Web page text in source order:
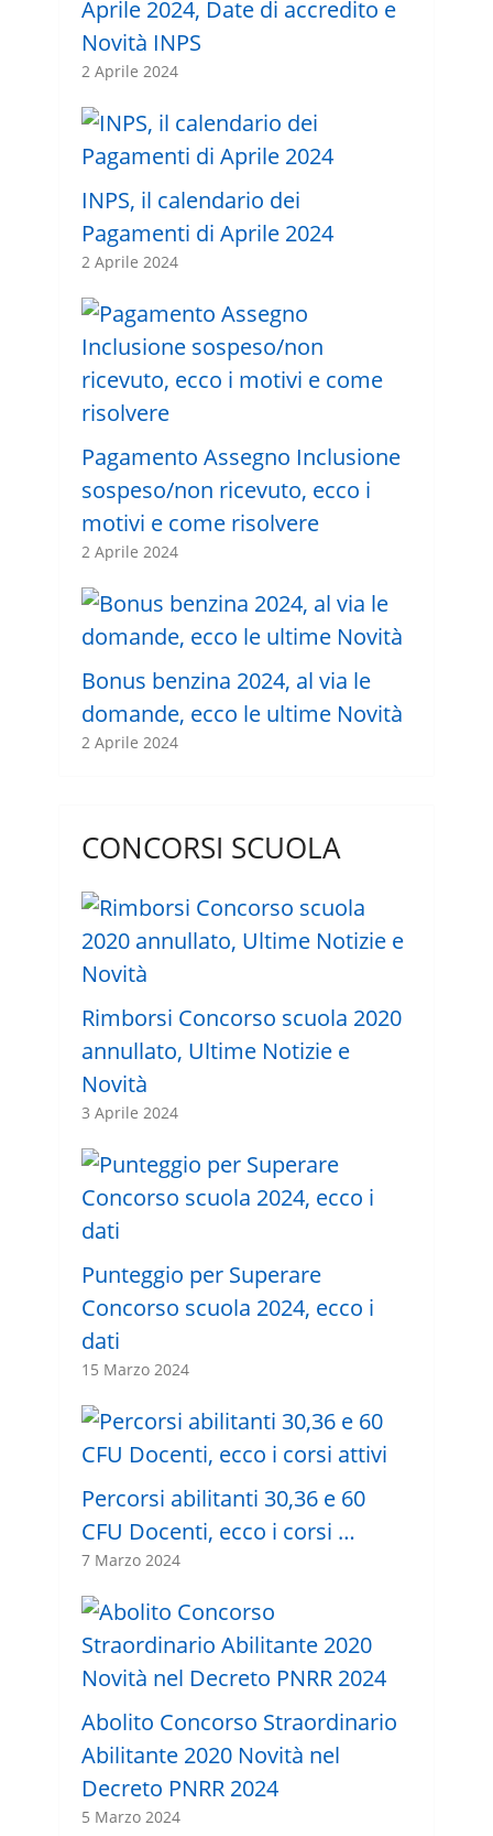
Aprile 2024, Date di accredito e
Novità INPS
2 Aprile 2024
INPS, il calendario dei
Pagamenti di Aprile 2024
2 Aprile 2024
Pagamento Assegno Inclusione
sospeso/non ricevuto, ecco i
motivi e come risolvere
2 Aprile 2024
Bonus benzina 2024, al via le
domande, ecco le ultime Novità
2 Aprile 2024
CONCORSI SCUOLA
Rimborsi Concorso scuola 2020
annullato, Ultime Notizie e
Novità
3 Aprile 2024
Punteggio per Superare
Concorso scuola 2024, ecco i
dati
15 Marzo 2024
Percorsi abilitanti 30,36 e 60
CFU Docenti, ecco i corsi …
7 Marzo 2024
Abolito Concorso Straordinario
Abilitante 2020 Novità nel
Decreto PNRR 2024
5 Marzo 2024